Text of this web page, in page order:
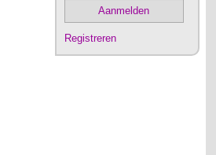
Aanmelden
Registreren